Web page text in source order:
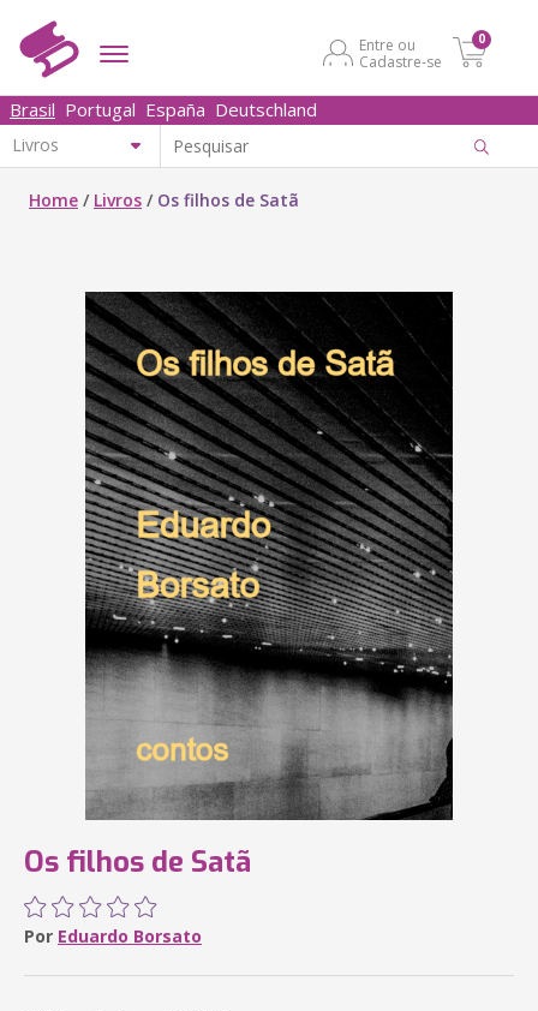
Entre ou
Cadastre-se
0
Brasil Portugal España Deutschland
Home / Livros / Os filhos de Satã
Os filhos de Satã
Por Eduardo Borsato